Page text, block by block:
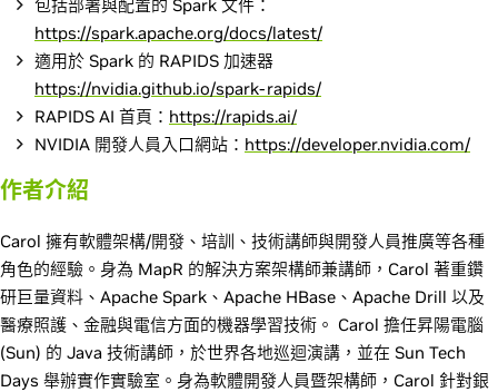
包括部署與配置的 Spark 文件：
https://spark.apache.org/docs/latest/
適用於 Spark 的 RAPIDS 加速器
https://nvidia.github.io/spark-rapids/
RAPIDS AI 首頁： https://rapids.ai/
NVIDIA 開發人員入口網站： https://developer.nvidia.com/
作者介紹
Carol 擁有軟體架構/開發、培訓、技術講師與開發人員推廣等各種
角色的經驗。身為 MapR 的解決方案架構師兼講師，Carol 著重鑽
研巨量資料、Apache Spark、Apache HBase、Apache Drill 以及
醫療照護、金融與電信方面的機器學習技術。 Carol 擔任昇陽電腦
(Sun) 的 Java 技術講師，於世界各地巡迴演講，並在 Sun Tech
Days 舉辦實作實驗室。身為軟體開發人員暨架構師，Carol 針對銀